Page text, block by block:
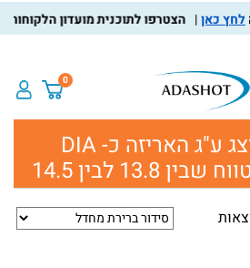
הצטרפו לתוכנית מועדון הלקוחות, צברו
0
מוצג ע"ג האריזה כ- DIA
לבין 14.5